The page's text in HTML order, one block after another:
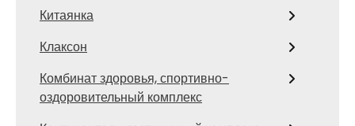
Китаянка
Клаксон
Комбинат здоровья, спортивно-
оздоровительный комплекс